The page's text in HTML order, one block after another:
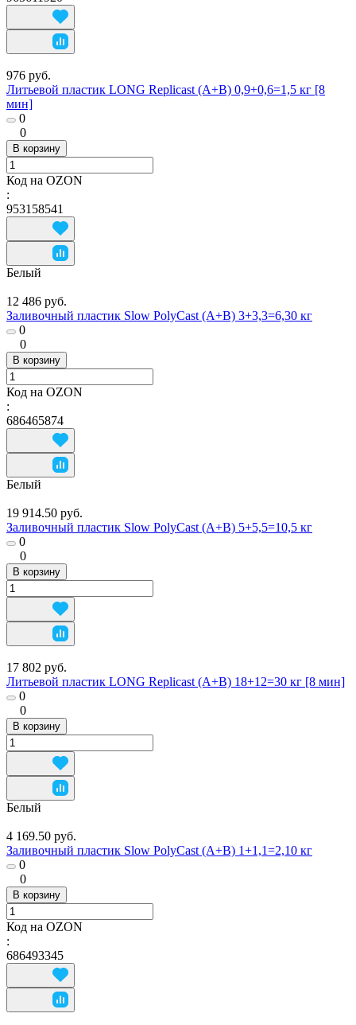
976 руб.
Литьевой пластик LONG Replicast (А+В) 0,9+0,6=1,5 кг [8
мин]
0
0
В корзину
Код на OZON
:
953158541
Белый
12 486 руб.
Заливочный пластик Slow PolyCast (A+B) 3+3,3=6,30 кг
0
0
В корзину
Код на OZON
:
686465874
Белый
19 914.50 руб.
Заливочный пластик Slow PolyCast (A+B) 5+5,5=10,5 кг
0
0
В корзину
17 802 руб.
Литьевой пластик LONG Replicast (А+В) 18+12=30 кг [8 мин]
0
0
В корзину
Белый
4 169.50 руб.
Заливочный пластик Slow PolyCast (A+B) 1+1,1=2,10 кг
0
0
В корзину
Код на OZON
:
686493345